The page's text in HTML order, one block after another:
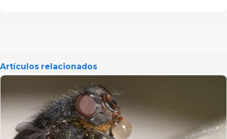
Artículos relacionados